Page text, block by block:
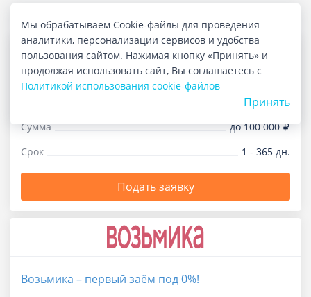
Сумма
до 100 000
Срок
1 - 365 дн.
Подать заявку
Возьмика – первый заём под 0%!
Мы обрабатываем Cookie-файлы для проведения
аналитики, персонализации сервисов и удобства
пользования сайтом. Нажимая кнопку «Принять» и
продолжая использовать сайт, Вы соглашаетесь с
Политикой использования cookie-файлов
Принять